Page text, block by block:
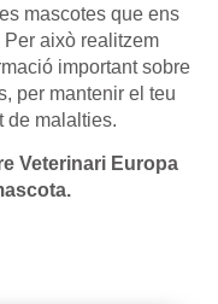
mascotes que ens
això realitzem
important sobre
per mantenir el teu
de malalties.
Veterinari Europa